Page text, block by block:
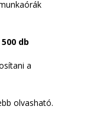
db
a
olvasható.